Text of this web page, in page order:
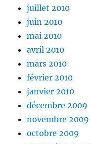
juillet 2010
juin 2010
mai 2010
avril 2010
mars 2010
février 2010
janvier 2010
décembre 2009
novembre 2009
octobre 2009